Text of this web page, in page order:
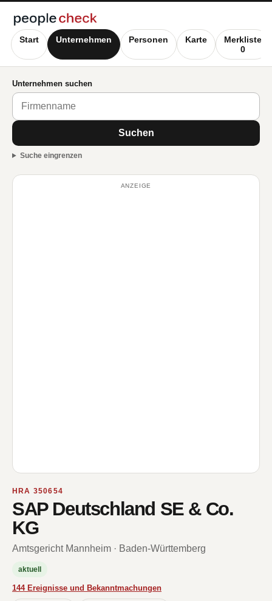
Start Unternehmen Personen Karte
Merkliste
0
Unternehmen suchen
Suchen
Suche eingrenzen
ANZEIGE
HRA 350654
SAP Deutschland SE & Co.
KG
Amtsgericht Mannheim · Baden-Württemberg
aktuell
144 Ereignisse und Bekanntmachungen